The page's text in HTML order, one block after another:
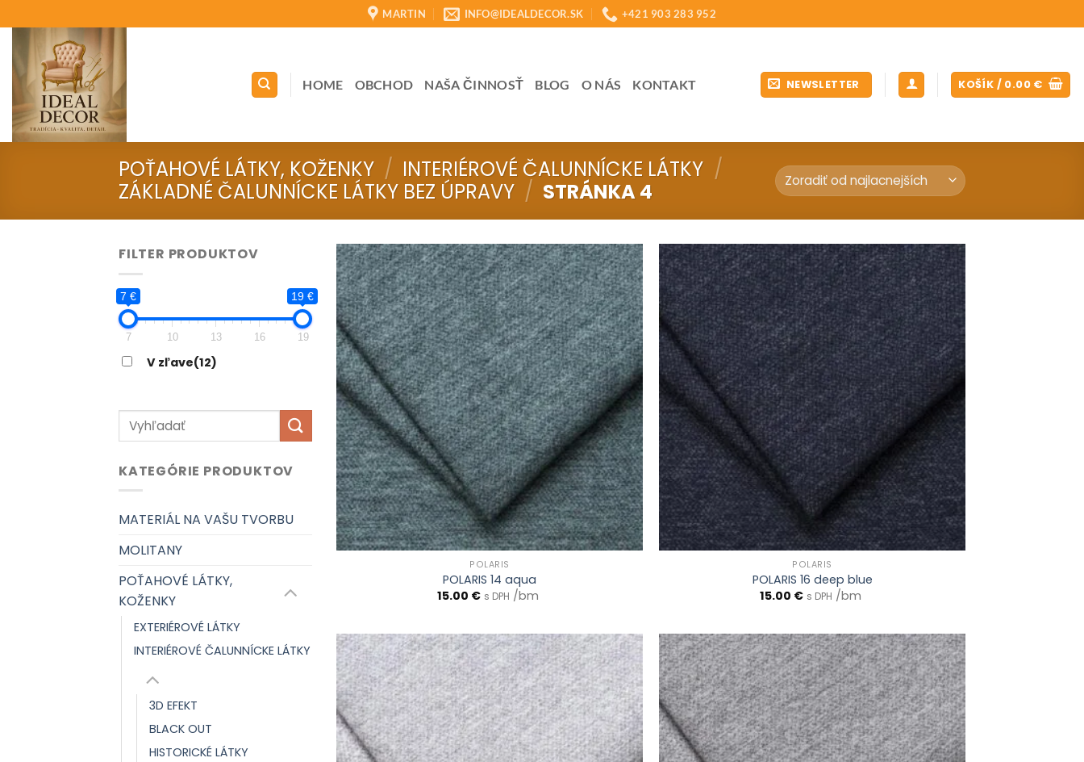
to
content
MARTIN INFO@IDEALDECOR.SK +421 903 283 952
HOME OBCHOD NAŠA ČINNOSŤ BLOG O NÁS KONTAKT NEWSLETTER KOŠÍK / 0.00 €
POŤAHOVÉ LÁTKY, KOŽENKY / INTERIÉROVÉ ČALUNNÍCKE LÁTKY /
ZÁKLADNÉ ČALUNNÍCKE LÁTKY BEZ ÚPRAVY / STRÁNKA 4
FILTER PRODUKTOV
7 € 19 €
7 10 13 16 19
V zľave(12)
Hľadať:
KATEGÓRIE PRODUKTOV
MATERIÁL NA VAŠU TVORBU
MOLITANY
POŤAHOVÉ LÁTKY,
KOŽENKY
EXTERIÉROVÉ LÁTKY
INTERIÉROVÉ ČALUNNÍCKE LÁTKY
3D EFEKT
BLACK OUT
HISTORICKÉ LÁTKY
POLARIS
POLARIS 14 aqua
15.00 € s DPH /bm
POLARIS
POLARIS 16 deep blue
15.00 € s DPH /bm